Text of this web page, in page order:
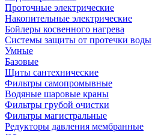
Проточные электрические
Накопительные электрические
Бойлеры косвенного нагрева
Системы защиты от протечки воды
Умные
Базовые
Щиты сантехнические
Фильтры самопромывные
Водяные шаровые краны
Фильтры грубой очистки
Фильтры магистральные
Редукторы давления мембранные